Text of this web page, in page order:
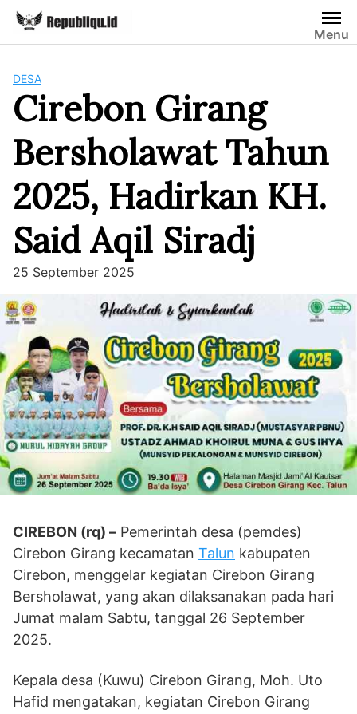
Skip
content
Menu
DESA
Cirebon Girang
Bersholawat Tahun
2025, Hadirkan KH.
Said Aqil Siradj
25 September 2025
CIREBON (rq) – Pemerintah desa (pemdes)
Cirebon Girang kecamatan Talun kabupaten
Cirebon, menggelar kegiatan Cirebon Girang
Bersholawat, yang akan dilaksanakan pada hari
Jumat malam Sabtu, tanggal 26 September
2025.
Kepala desa (Kuwu) Cirebon Girang, Moh. Uto
Hafid mengatakan, kegiatan Cirebon Girang